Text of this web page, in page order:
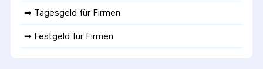
➡ Tagesgeld für Firmen
➡ Festgeld für Firmen